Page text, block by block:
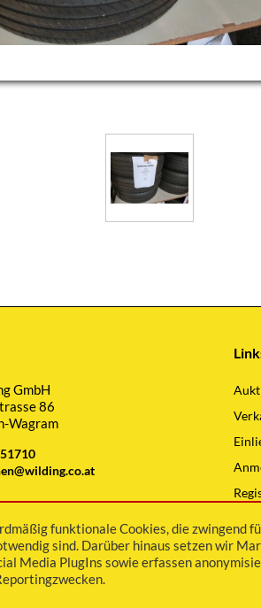
GmbH
86
Wagram
funktionale Cookies, die zwingend
sind. Darüber hinaus setzen wir
Media PlugIns sowie erfassen